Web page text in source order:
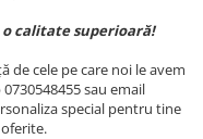
calitate superioară!
de cele pe care noi le avem
sau email
special pentru tine